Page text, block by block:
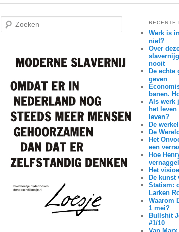
e
RECENTE
Werk is
niet?
Over
nooit
De echte
geven
banen.
Als werk
het
leven?
De
De
Het
een
Hoe
Het
De kunst
Statism:
Larken
Waarom
1 mei?
Bullshit
#1/10